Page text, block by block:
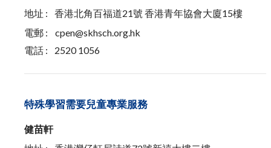
地址 :
香港北角百福道21號 香港青年協會大廈15樓
電郵 :
cpen@skhsch.org.hk
電話 :
2520 1056
特殊學習需要兒童專業服務
健苗軒